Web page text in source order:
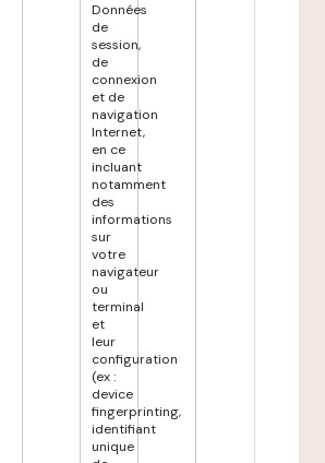
Données
de
session,
de
connexion
et de
navigation
Internet,
en ce
incluant
notamment
des
informations
sur
votre
navigateur
ou
terminal
et
leur
configuration
(ex :
device
fingerprinting,
identifiant
unique